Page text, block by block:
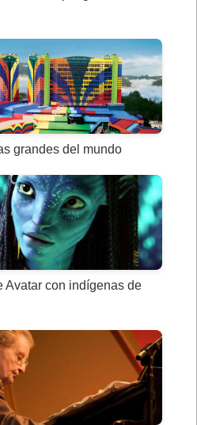
grandes del mundo
Avatar con indígenas de